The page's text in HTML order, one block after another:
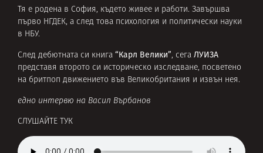
Тя е родена в София, където живее и работи. Завършва
първо НГДЕК, а след това психология и политически науки
в НБУ.
След дебютната си книга “Карл Велики”, сега ЛУИЗА
представя второто си историческо изследване, посветено
на бритпоп движението във Великобритания и извън нея.
едно интервю на Васил Върбанов
СЛУШАЙТЕ ТУК